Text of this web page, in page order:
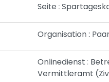
Seite :
Organisation :
Onlinedienst :
Vermittleramt